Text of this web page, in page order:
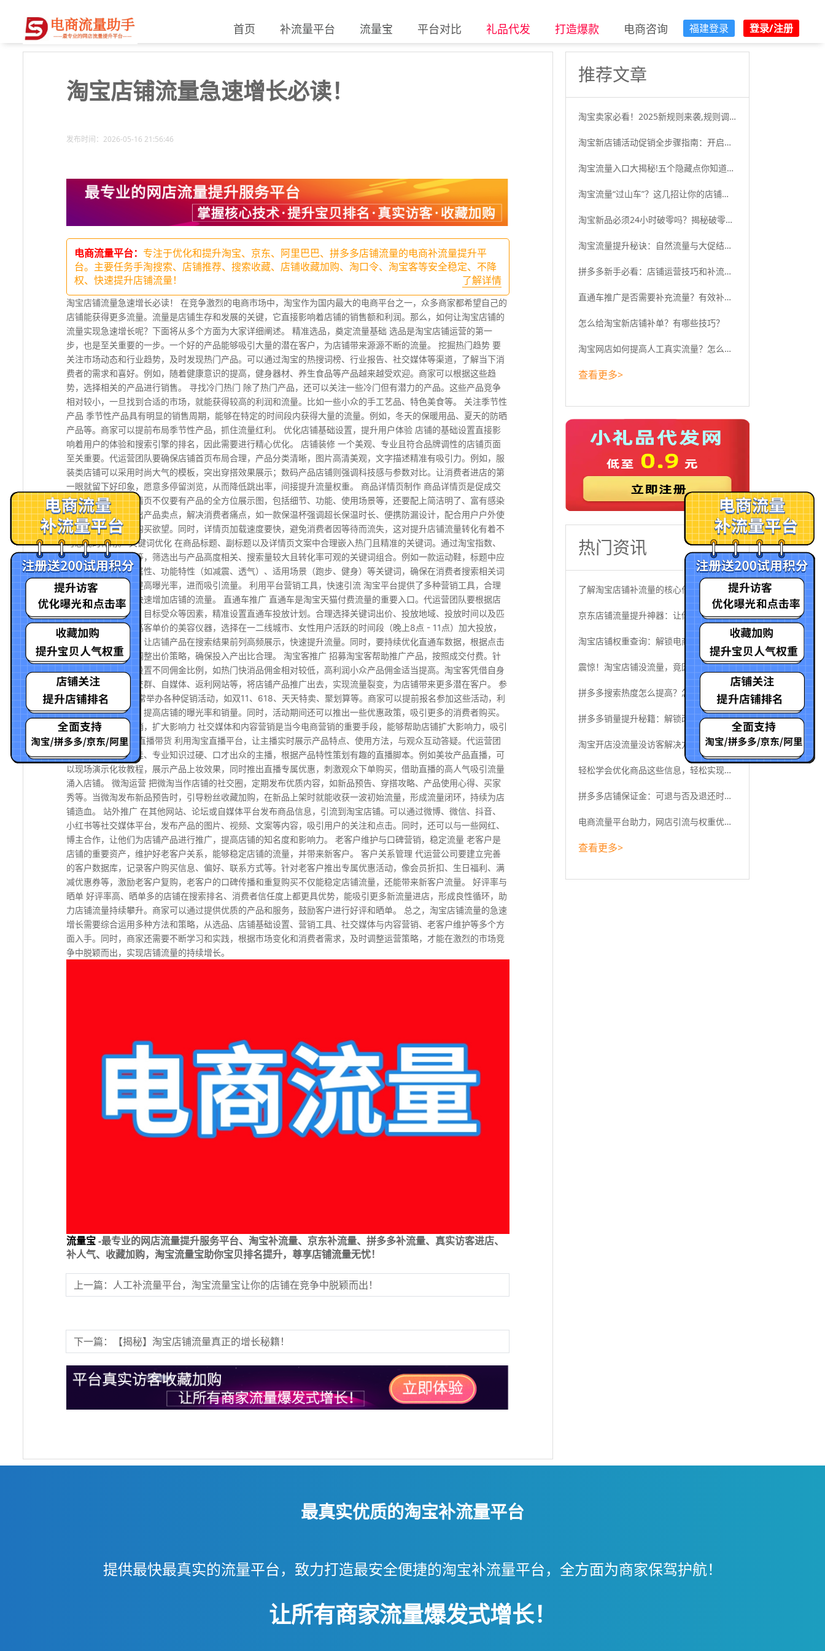
福建登录 登录/注册
首页 补流量平台 流量宝 平台对比 礼品代发 打造爆款 电商咨询
淘宝店铺流量急速增长必读！
发布时间：2026-05-16 21:56:46
电商流量平台： 专注于优化和提升淘宝、京东、阿里巴巴、拼多多店铺流量的电商补流量提升平
台。主要任务手淘搜索、店铺推荐、搜索收藏、店铺收藏加购、淘口令、淘宝客等安全稳定、不降
权、快速提升店铺流量！
了解详情
淘宝店铺流量急速增长必读！ 在竞争激烈的电商市场中，淘宝作为国内最大的电商平台之一，众多商家都希望自己的
店铺能获得更多流量。流量是店铺生存和发展的关键，它直接影响着店铺的销售额和利润。那么，如何让淘宝店铺的
流量实现急速增长呢？下面将从多个方面为大家详细阐述。 精准选品，奠定流量基础 选品是淘宝店铺运营的第一
步，也是至关重要的一步。一个好的产品能够吸引大量的潜在客户，为店铺带来源源不断的流量。 挖掘热门趋势 要
关注市场动态和行业趋势，及时发现热门产品。可以通过淘宝的热搜词榜、行业报告、社交媒体等渠道，了解当下消
费者的需求和喜好。例如，随着健康意识的提高，健身器材、养生食品等产品越来越受欢迎。商家可以根据这些趋
势，选择相关的产品进行销售。 寻找冷门热门 除了热门产品，还可以关注一些冷门但有潜力的产品。这些产品竞争
相对较小，一旦找到合适的市场，就能获得较高的利润和流量。比如一些小众的手工艺品、特色美食等。 关注季节性
产品 季节性产品具有明显的销售周期，能够在特定的时间段内获得大量的流量。例如，冬天的保暖用品、夏天的防晒
产品等。商家可以提前布局季节性产品，抓住流量红利。 优化店铺基础设置，提升用户体验 店铺的基础设置直接影
响着用户的体验和搜索引擎的排名，因此需要进行精心优化。 店铺装修 一个美观、专业且符合品牌调性的店铺页面
至关重要。代运营团队要确保店铺首页布局合理，产品分类清晰，图片高清美观，文字描述精准有吸引力。例如，服
装类店铺可以采用时尚大气的模板，突出穿搭效果展示；数码产品店铺则强调科技感与参数对比。让消费者进店的第
一眼就留下好印象，愿意多停留浏览，从而降低跳出率，间接提升流量权重。 商品详情页制作 商品详情页是促成交
易的关键环节。详情页不仅要有产品的全方位展示图，包括细节、功能、使用场景等，还要配上简洁明了、富有感染
力的文字介绍。突出产品卖点，解决消费者痛点，如一款保温杯强调超长保温时长、便携防漏设计，配合用户户外使
用的场景图，激发购买欲望。同时，详情页加载速度要快，避免消费者因等待而流失，这对提升店铺流量转化有着不
可忽视的作用。 关键词优化 在商品标题、副标题以及详情页文案中合理嵌入热门且精准的关键词。通过淘宝指数、
直通车关键词工具等，筛选出与产品高度相关、搜索量较大且转化率可观的关键词组合。例如一款运动鞋，标题中应
包含品牌名、季节属性、功能特性（如减震、透气）、适用场景（跑步、健身）等关键词，确保在消费者搜索相关词
条时能精准展现，提高曝光率，进而吸引流量。 利用平台营销工具，快速引流 淘宝平台提供了多种营销工具，合理
利用这些工具可以快速增加店铺的流量。 直通车推广 直通车是淘宝天猫付费流量的重要入口。代运营团队要根据店
铺预算、产品利润、目标受众等因素，精准设置直通车投放计划。合理选择关键词出价、投放地域、投放时间以及匹
配方式。比如针对高客单价的美容仪器，选择在一二线城市、女性用户活跃的时间段（晚上8点 - 11点）加大投放，
精准定位潜在客户，让店铺产品在搜索结果前列高频展示，快速提升流量。同时，要持续优化直通车数据，根据点击
率、转化率等指标调整出价策略，确保投入产出比合理。 淘宝客推广 招募淘宝客帮助推广产品，按照成交付费。针
对不同品类产品，设置不同佣金比例，如热门快消品佣金相对较低，高利润小众产品佣金适当提高。淘宝客凭借自身
的流量渠道，如社交群、自媒体、返利网站等，将店铺产品推广出去，实现流量裂变，为店铺带来更多潜在客户。 参
加淘宝活动 淘宝经常举办各种促销活动，如双11、618、天天特卖、聚划算等。商家可以提前报名参加这些活动，利
用活动的流量红利，提高店铺的曝光率和销量。同时，活动期间还可以推出一些优惠政策，吸引更多的消费者购买。
社交媒体与内容营销，扩大影响力 社交媒体和内容营销是当今电商营销的重要手段，能够帮助店铺扩大影响力，吸引
更多的流量。 淘宝直播带货 利用淘宝直播平台，让主播实时展示产品特点、使用方法，与观众互动答疑。代运营团
队要挑选形象气质佳、专业知识过硬、口才出众的主播，根据产品特性策划有趣的直播脚本。例如美妆产品直播，可
以现场演示化妆教程，展示产品上妆效果，同时推出直播专属优惠，刺激观众下单购买，借助直播的高人气吸引流量
涌入店铺。 微淘运营 把微淘当作店铺的社交圈，定期发布优质内容，如新品预告、穿搭攻略、产品使用心得、买家
秀等。当微淘发布新品预告时，引导粉丝收藏加购，在新品上架时就能收获一波初始流量，形成流量闭环，持续为店
铺造血。 站外推广 在其他网站、论坛或自媒体平台发布商品信息，引流到淘宝店铺。可以通过微博、微信、抖音、
小红书等社交媒体平台，发布产品的图片、视频、文案等内容，吸引用户的关注和点击。同时，还可以与一些网红、
博主合作，让他们为店铺产品进行推广，提高店铺的知名度和影响力。 老客户维护与口碑营销，稳定流量 老客户是
店铺的重要资产，维护好老客户关系，能够稳定店铺的流量，并带来新客户。 客户关系管理 代运营公司要建立完善
的客户数据库，记录客户购买信息、偏好、联系方式等。针对老客户推出专属优惠活动，像会员折扣、生日福利、满
减优惠券等，激励老客户复购，老客户的口碑传播和重复购买不仅能稳定店铺流量，还能带来新客户流量。 好评率与
晒单 好评率高、晒单多的店铺在搜索排名、消费者信任度上都更具优势，能吸引更多新流量进店，形成良性循环，助
力店铺流量持续攀升。商家可以通过提供优质的产品和服务，鼓励客户进行好评和晒单。 总之，淘宝店铺流量的急速
增长需要综合运用多种方法和策略，从选品、店铺基础设置、营销工具、社交媒体与内容营销、老客户维护等多个方
面入手。同时，商家还需要不断学习和实践，根据市场变化和消费者需求，及时调整运营策略，才能在激烈的市场竞
争中脱颖而出，实现店铺流量的持续增长。
流量宝-最专业的网店流量提升服务平台、淘宝补流量、京东补流量、拼多多补流量、真实访客进店、
补人气、收藏加购，淘宝流量宝助你宝贝排名提升，尊享店铺流量无忧！
上一篇：人工补流量平台，淘宝流量宝让你的店铺在竞争中脱颖而出！
下一篇：​【揭秘】淘宝店铺流量真正的增长秘籍！
推荐文章
淘宝卖家必看！2025新规则来袭,规则调整的背景与目的
淘宝新店铺活动促销全步骤指南：开启流量与销量增长之旅
淘宝流量入口大揭秘!五个隐藏点你知道吗?它能够为店铺带来更多
淘宝流量“过山车”？这几招让你的店铺流量稳如泰山！
淘宝新品必须24小时破零吗？揭秘破零真相与策略
淘宝流量提升秘诀：自然流量与大促结合的绝佳策略
拼多多新手必看：店铺运营技巧和补流量的正确打开方式
直通车推广是否需要补充流量？有效补流量的策略与方法大揭秘！
怎么给淘宝新店铺补单？有哪些技巧？
淘宝网店如何提高人工真实流量？怎么增加网店的真实流量？淘宝网
查看更多>
热门资讯
了解淘宝店铺补流量的核心作用，破解流量增长的秘密武器
京东店铺流量提升神器：让你轻松突破流量瓶颈！利用京东平台活动
震惊！淘宝店铺没流量，竟因为忽略了这些细节！
拼多多搜索热度怎么提高？怎么刷热度
拼多多销量提升秘籍：解锁改销量的最新策略
淘宝开店没流量没访客解决方案 - 高效流量技巧
轻松学会优化商品这些信息，轻松实现阿里流量快速提升
拼多多店铺保证金：可退与否及退还时间全揭秘
电商流量平台助力，网店引流与权重优化之道
查看更多>
最真实优质的淘宝补流量平台
提供最快最真实的流量平台，致力打造最安全便捷的淘宝补流量平台，全方面为商家保驾护航！
让所有商家流量爆发式增长！